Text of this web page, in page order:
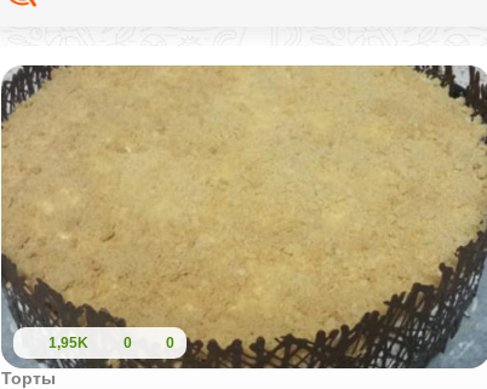
1,95K 0 0
Торты